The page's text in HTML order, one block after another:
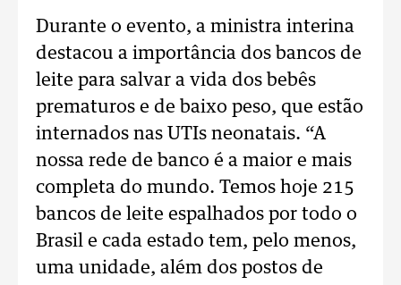
Durante o evento, a ministra interina
destacou a importância dos bancos de
leite para salvar a vida dos bebês
prematuros e de baixo peso, que estão
internados nas UTIs neonatais. “A
nossa rede de banco é a maior e mais
completa do mundo. Temos hoje 215
bancos de leite espalhados por todo o
Brasil e cada estado tem, pelo menos,
uma unidade, além dos postos de